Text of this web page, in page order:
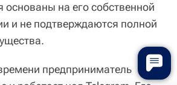
основаны на его собственной
и не подтверждаются полной
предприниматель